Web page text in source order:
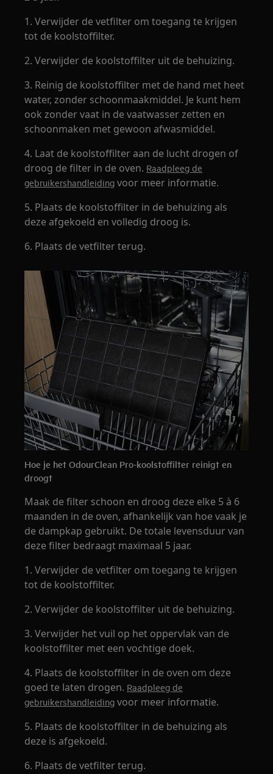
1. Verwijder de vetfilter om toegang te krijgen
tot de koolstoffilter.
2. Verwijder de koolstoffilter uit de behuizing.
3. Reinig de koolstoffilter met de hand met heet
water, zonder schoonmaakmiddel. Je kunt hem
ook zonder vaat in de vaatwasser zetten en
schoonmaken met gewoon afwasmiddel.
4. Laat de koolstoffilter aan de lucht drogen of
droog de filter in de oven. Raadpleeg de
gebruikershandleiding voor meer informatie.
5. Plaats de koolstoffilter in de behuizing als
deze afgekoeld en volledig droog is.
6. Plaats de vetfilter terug.
Hoe je het OdourClean Pro-koolstoffilter reinigt en
droogt
Maak de filter schoon en droog deze elke 5 à 6
maanden in de oven, afhankelijk van hoe vaak je
de dampkap gebruikt. De totale levensduur van
deze filter bedraagt maximaal 5 jaar.
1. Verwijder de vetfilter om toegang te krijgen
tot de koolstoffilter.
2. Verwijder de koolstoffilter uit de behuizing.
3. Verwijder het vuil op het oppervlak van de
koolstoffilter met een vochtige doek.
4. Plaats de koolstoffilter in de oven om deze
goed te laten drogen. Raadpleeg de
gebruikershandleiding voor meer informatie.
5. Plaats de koolstoffilter in de behuizing als
deze is afgekoeld.
6. Plaats de vetfilter terug.